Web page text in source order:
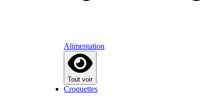
Alimentation
Tout voir
Croquettes